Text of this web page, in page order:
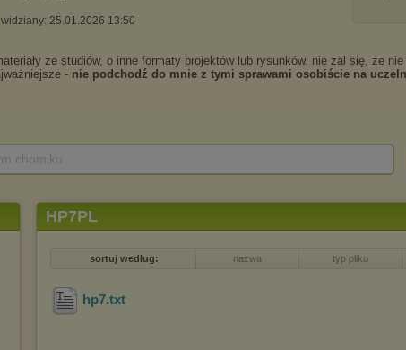
widziany: 25.01.2026 13:50
HP7PL
sortuj według: nazwa typ pliku
hp7.txt